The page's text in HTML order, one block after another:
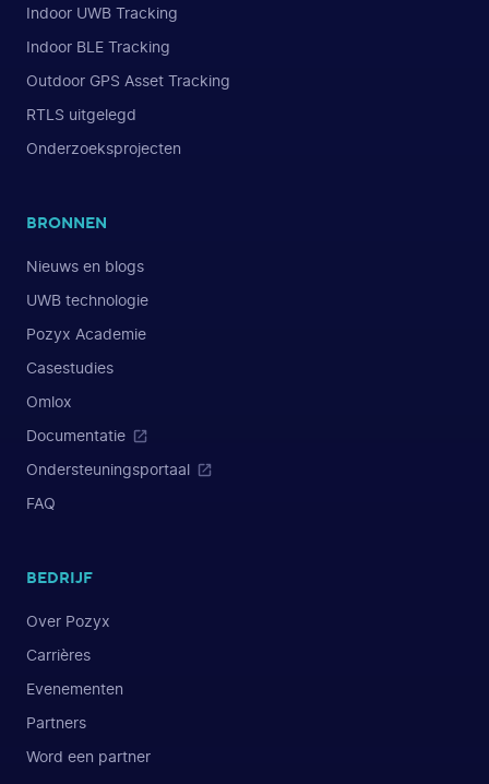
Indoor UWB Tracking
Indoor BLE Tracking
Outdoor GPS Asset Tracking
RTLS uitgelegd
Onderzoeksprojecten
BRONNEN
Nieuws en blogs
UWB technologie
Pozyx Academie
Casestudies
Omlox
Documentatie
Ondersteuningsportaal
FAQ
BEDRIJF
Over Pozyx
Carrières
Evenementen
Partners
Word een partner